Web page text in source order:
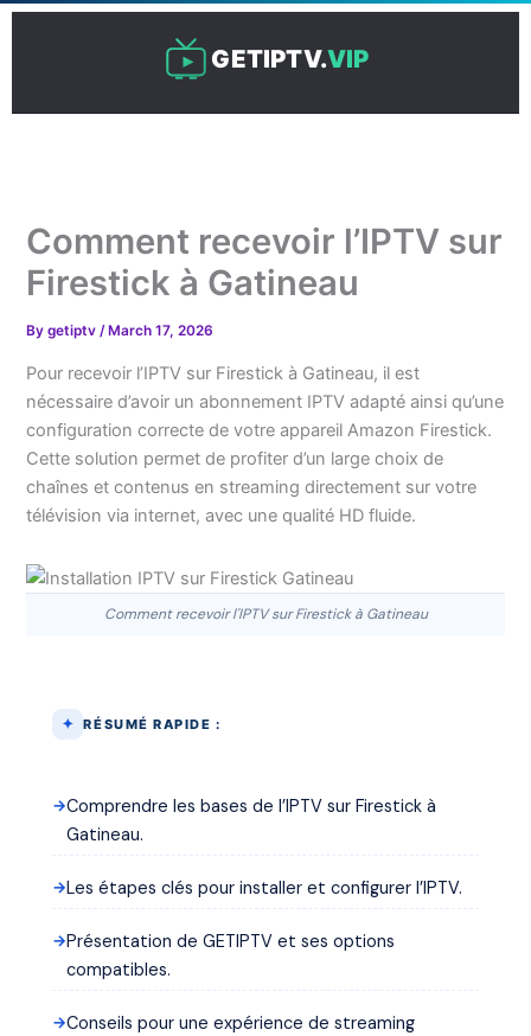
Skip
GETIPTV.VIP
Comment recevoir l’IPTV sur
Firestick à Gatineau
Bygetiptv/ March 17, 2026
Pour recevoir l’IPTV sur Firestick à Gatineau, il est
nécessaire d’avoir un abonnement IPTV adapté ainsi qu’une
configuration correcte de votre appareil Amazon Firestick.
Cette solution permet de profiter d’un large choix de
chaînes et contenus en streaming directement sur votre
télévision via internet, avec une qualité HD fluide.
Comment recevoir l'IPTV sur Firestick à Gatineau
RÉSUMÉ RAPIDE :
Comprendre les bases de l’IPTV sur Firestick à
Gatineau.
Les étapes clés pour installer et configurer l’IPTV.
Présentation de GETIPTV et ses options
compatibles.
Conseils pour une expérience de streaming